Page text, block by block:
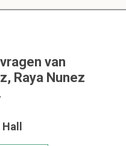
van
Raya Nunez